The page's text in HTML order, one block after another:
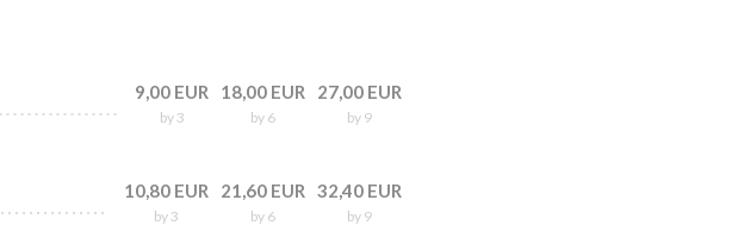
9,00 EUR
by 3
18,00 EUR
by 6
27,00 EUR
by 9
10,80 EUR
by 3
21,60 EUR
by 6
32,40 EUR
by 9